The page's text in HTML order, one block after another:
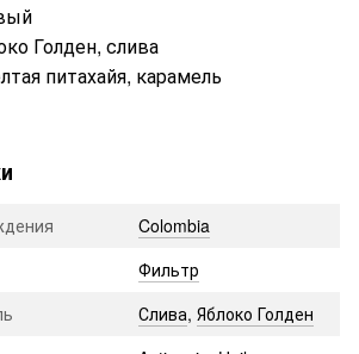
Голден, слива
питахайя, карамель
Colombia
Фильтр
Слива, Яблоко Голден